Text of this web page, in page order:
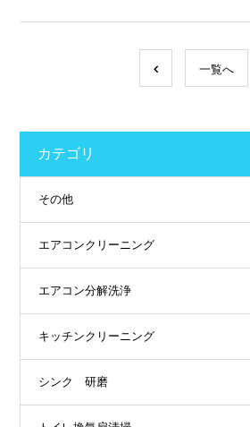
一覧へ
カテゴリ
その他
エアコンクリーニング
エアコン分解洗浄
キッチンクリーニング
シンク 研磨